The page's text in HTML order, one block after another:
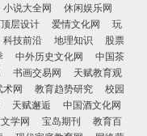
小说大全网
休闲娱乐网
层设计 爱情文化网
玩
科技前沿 地理知识
股票
中外历史文化网
中国茶
书画交易网
天赋教育观
术网 教育趋势研究
校园
天赋邂逅
中国酒文化网
学网 宝岛期刊
教育百